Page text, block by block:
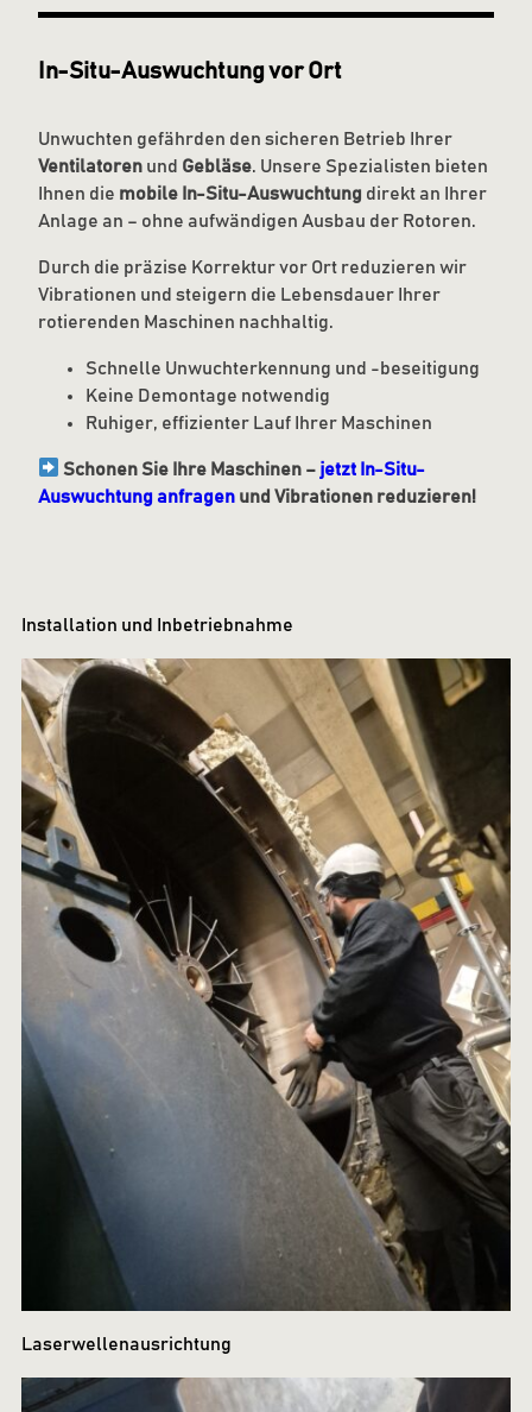
In-Situ-Auswuchtung vor Ort
Unwuchten gefährden den sicheren Betrieb Ihrer
Ventilatoren und Gebläse. Unsere Spezialisten bieten
Ihnen die mobile In-Situ-Auswuchtung direkt an Ihrer
Anlage an – ohne aufwändigen Ausbau der Rotoren.
Durch die präzise Korrektur vor Ort reduzieren wir
Vibrationen und steigern die Lebensdauer Ihrer
rotierenden Maschinen nachhaltig.
Schnelle Unwuchterkennung und -beseitigung
Keine Demontage notwendig
Ruhiger, effizienter Lauf Ihrer Maschinen
Schonen Sie Ihre Maschinen – jetzt In-Situ-
Auswuchtung anfragen und Vibrationen reduzieren!
Installation und Inbetriebnahme
Laserwellenausrichtung